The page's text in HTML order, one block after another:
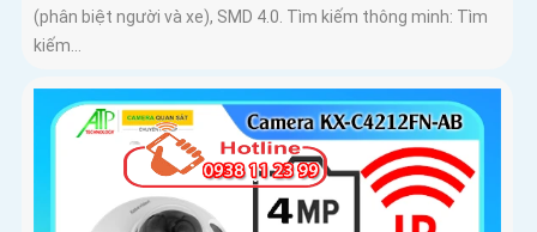
(phân biệt người và xe), SMD 4.0. Tìm kiếm thông minh: Tìm
kiếm...